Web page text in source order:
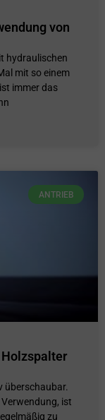
von
hydraulischen
mit so einem
immer das
ANTRIEB
überschaubar.
ist
zu